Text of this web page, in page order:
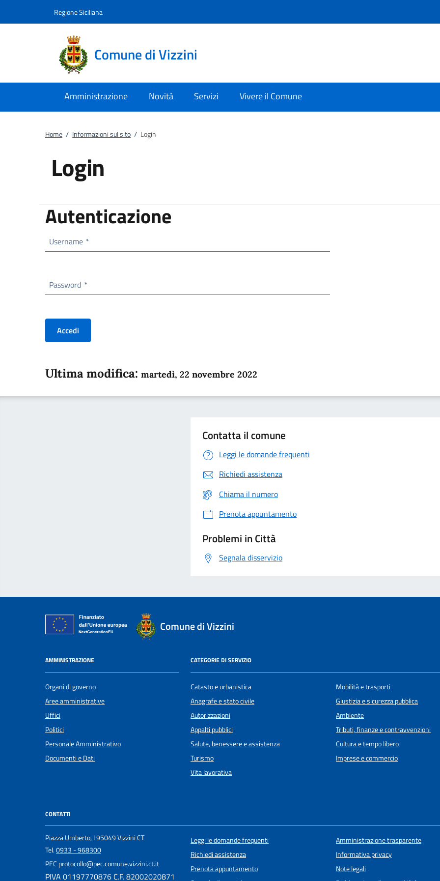
Regione Siciliana
Comune di Vizzini
Amministrazione Novità Servizi Vivere il Comune
Home / Informazioni sul sito / Login
Login
Autenticazione
Username *
Password *
Accedi
Ultima modifica: martedì, 22 novembre 2022
Contatta il comune
Leggi le domande frequenti
Richiedi assistenza
Chiama il numero
Prenota appuntamento
Problemi in Città
Segnala disservizio
Comune di Vizzini
AMMINISTRAZIONE
Organi di governo
Aree amministrative
Uffici
Politici
Personale Amministrativo
Documenti e Dati
CATEGORIE DI SERVIZIO
Catasto e urbanistica
Anagrafe e stato civile
Autorizzazioni
Appalti pubblici
Salute, benessere e assistenza
Turismo
Vita lavorativa
Mobilità e trasporti
Giustizia e sicurezza pubblica
Ambiente
Tributi, finanze e contravvenzioni
Cultura e tempo libero
Imprese e commercio
CONTATTI
Piazza Umberto, I 95049 Vizzini CT
Tel.0933 - 968300
PEC protocollo@pec.comune.vizzini.ct.it
PIVA 01197770876 C.F. 82002020871
Leggi le domande frequenti
Richiedi assistenza
Prenota appuntamento
Amministrazione trasparente
Informativa privacy
Note legali